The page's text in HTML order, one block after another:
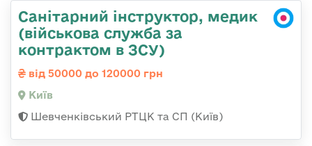
Санітарний інструктор, медик
(військова служба за
контрактом в ЗСУ)
від 50000 до 120000 грн
Київ
Шевченківський РТЦК та СП (Київ)